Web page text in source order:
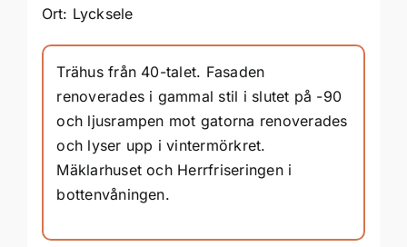
Ort: Lycksele
Trähus från 40-talet. Fasaden
renoverades i gammal stil i slutet på -90
och ljusrampen mot gatorna renoverades
och lyser upp i vintermörkret.
Mäklarhuset och Herrfriseringen i
bottenvåningen.